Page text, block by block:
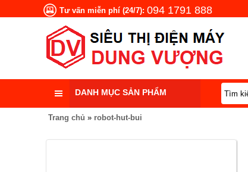
Tư vấn miễn phí (24/7): 094 1791 888
DANH MỤC SẢN PHẨM
Trang chủ » robot-hut-bui